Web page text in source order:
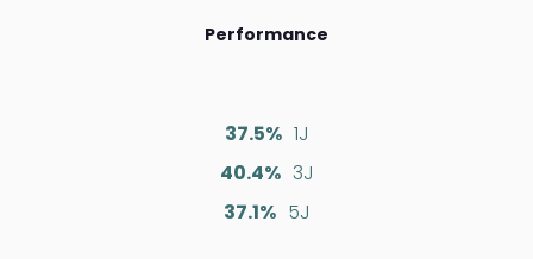
Performance
37.5% 1J
40.4% 3J
37.1% 5J